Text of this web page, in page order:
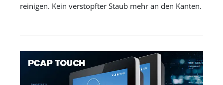
reinigen. Kein verstopfter Staub mehr an den Kanten.